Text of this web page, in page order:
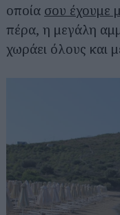
οποία σου έχουμε
πέρα, η μεγάλη
χωράει όλους και